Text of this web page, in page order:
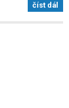
číst dál